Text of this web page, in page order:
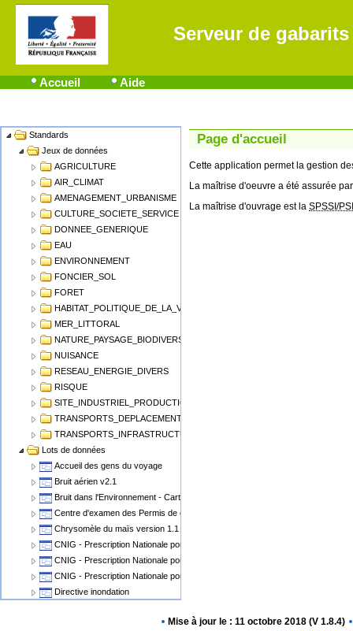
Serveur de gabarits
Accueil Aide
Name Standards
Jeux de données
AGRICULTURE
AIR_CLIMAT
AMENAGEMENT_URBANISME
CULTURE_SOCIETE_SERVICE
DONNEE_GENERIQUE
EAU
ENVIRONNEMENT
FONCIER_SOL
FORET
HABITAT_POLITIQUE_DE_LA_VILLE
MER_LITTORAL
NATURE_PAYSAGE_BIODIVERSITE
NUISANCE
RESEAU_ENERGIE_DIVERS
RISQUE
SITE_INDUSTRIEL_PRODUCTION
TRANSPORTS_DEPLACEMENT
TRANSPORTS_INFRASTRUCTURE
Lots de données
Accueil des gens du voyage
Bruit aérien v2.1
Bruit dans l'Environnement - Cartographie du Bruit v1.1
Centre d'examen des Permis de conduire
Chrysomèle du maïs version 1.1
CNIG - Prescription Nationale pour les Cartes Communales
CNIG - Prescription Nationale pour les PLU, POS
CNIG - Prescription Nationale pour les Servitudes d'Utilité Publique (SUP)
Directive inondation
Epidémiosurveillance animale
Page d'accueil
Cette application permet la gestion
La maîtrise d'oeuvre a été assurée
La maîtrise d'ouvrage est la SPSSI/
Mise à jour le : 11 octobre 2018 (V 1.8.4)